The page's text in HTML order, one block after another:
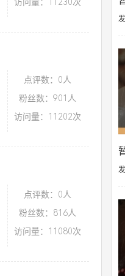
点评数：0人
粉丝数：901人
访问量：11202次
点评数：0人
粉丝数：816人
访问量：11080次